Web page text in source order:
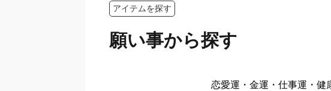
アイテムを探す
願い事から探す
恋愛運・金運・仕事運・健